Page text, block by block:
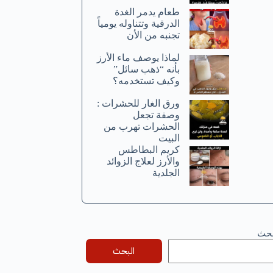
طعام يدمر الغدة
الدرقية وتتناوله يومياً
تجنبه من الأن
لماذا يوصف ماء الأرز
بأنه “ذهب سائل”
وكيف تستخدمه؟
ورق الغار للحشرات :
وصفة تجعل
الحشرات تهرب من
البيت
كريم البطاطس
والأرز لعلاج الزوائد
الجلدية
البحث